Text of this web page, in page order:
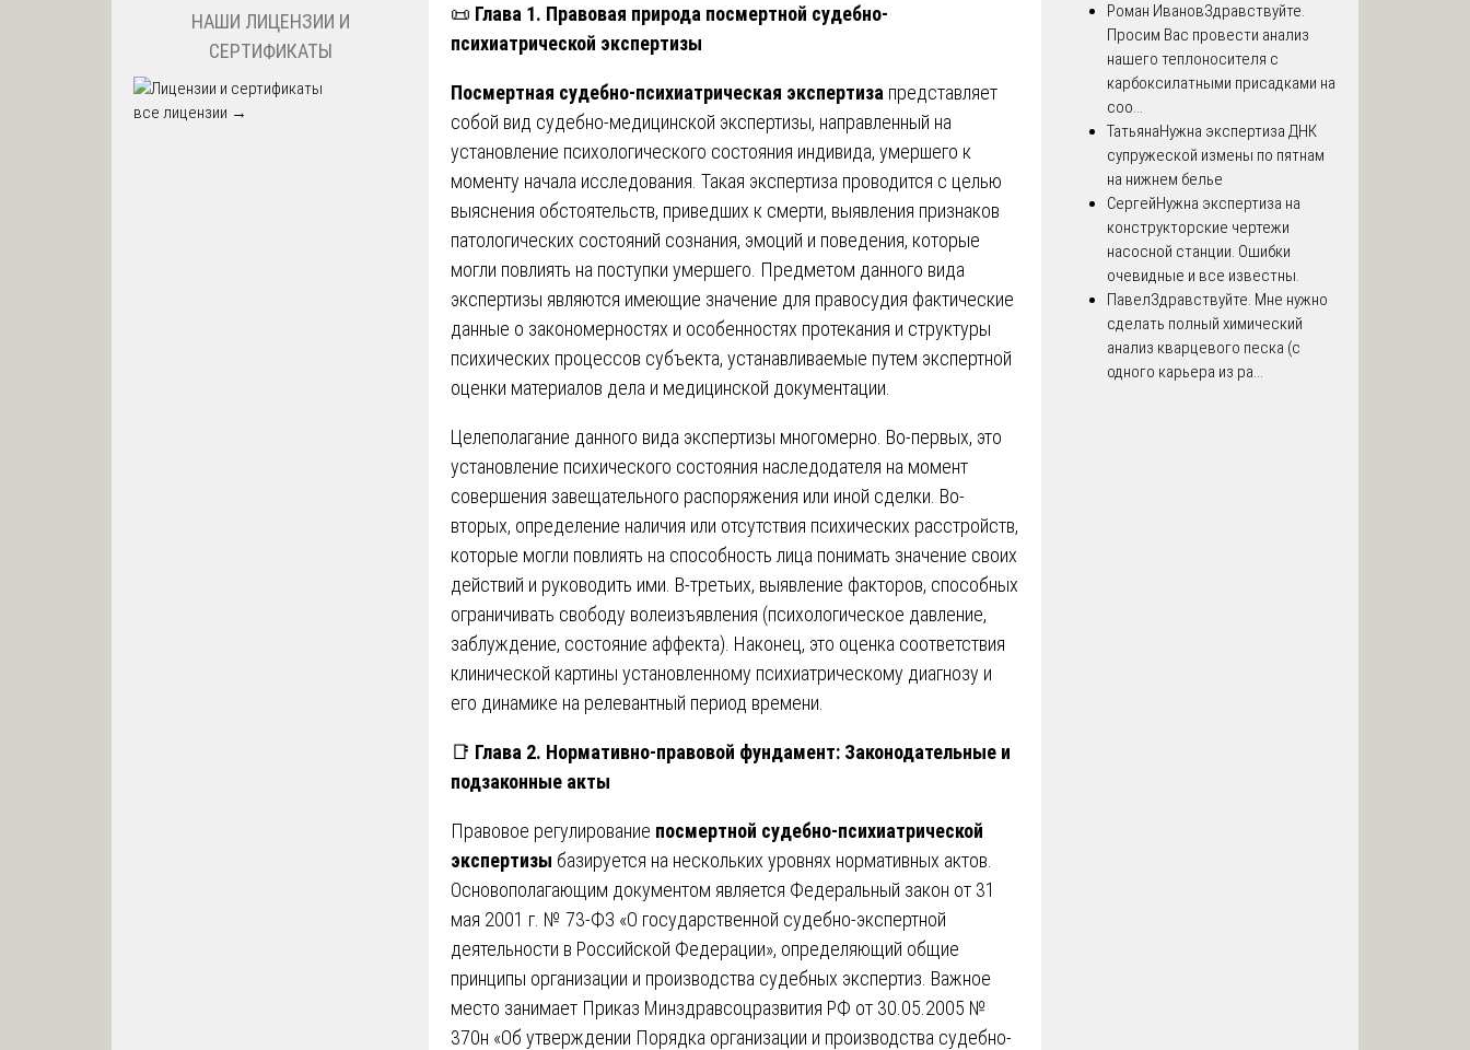
📜 Глава 1. Правовая природа посмертной судебно-
психиатрической экспертизы
Посмертная судебно-психиатрическая экспертиза представляет
собой вид судебно-медицинской экспертизы, направленный на
установление психологического состояния индивида, умершего к
моменту начала исследования. Такая экспертиза проводится с целью
выяснения обстоятельств, приведших к смерти, выявления признаков
патологических состояний сознания, эмоций и поведения, которые
могли повлиять на поступки умершего. Предметом данного вида
экспертизы являются имеющие значение для правосудия фактические
данные о закономерностях и особенностях протекания и структуры
психических процессов субъекта, устанавливаемые путем экспертной
оценки материалов дела и медицинской документации.
Целеполагание данного вида экспертизы многомерно. Во-первых, это
установление психического состояния наследодателя на момент
совершения завещательного распоряжения или иной сделки. Во-
вторых, определение наличия или отсутствия психических расстройств,
которые могли повлиять на способность лица понимать значение своих
действий и руководить ими. В-третьих, выявление факторов, способных
ограничивать свободу волеизъявления (психологическое давление,
заблуждение, состояние аффекта). Наконец, это оценка соответствия
клинической картины установленному психиатрическому диагнозу и
его динамике на релевантный период времени.
📑 Глава 2. Нормативно-правовой фундамент: Законодательные и
подзаконные акты
Правовое регулирование посмертной судебно-психиатрической
экспертизы базируется на нескольких уровнях нормативных актов.
Основополагающим документом является Федеральный закон от 31
мая 2001 г. № 73-ФЗ «О государственной судебно-экспертной
деятельности в Российской Федерации», определяющий общие
принципы организации и производства судебных экспертиз. Важное
место занимает Приказ Минздравсоцразвития РФ от 30.05.2005 №
370н «Об утверждении Порядка организации и производства судебно-
НАШИ ЛИЦЕНЗИИ И
СЕРТИФИКАТЫ
все лицензии →
Роман ИвановЗдравствуйте.
Просим Вас провести анализ
нашего теплоносителя с
карбоксилатными присадками на
соо...
ТатьянаНужна экспертиза ДНК
супружеской измены по пятнам
на нижнем белье
СергейНужна экспертиза на
конструкторские чертежи
насосной станции. Ошибки
очевидные и все известны.
ПавелЗдравствуйте. Мне нужно
сделать полный химический
анализ кварцевого песка (с
одного карьера из ра...